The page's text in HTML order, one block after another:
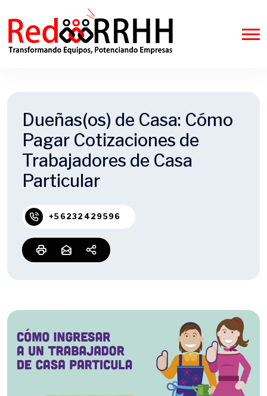
Dueñas(os) de Casa: Cómo
Pagar Cotizaciones de
Trabajadores de Casa
Particular
+56232429596